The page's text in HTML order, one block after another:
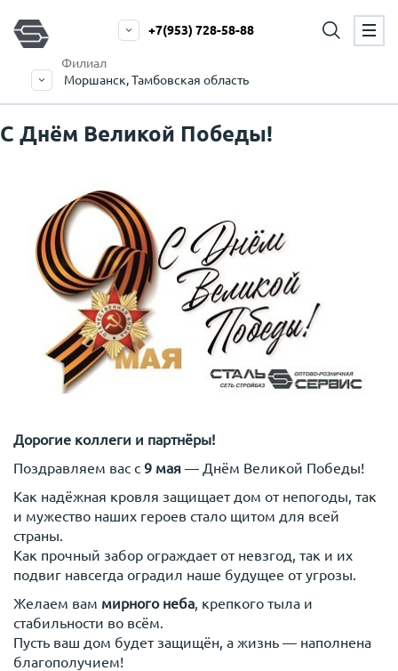
Филиал
Моршанск, Тамбовская область
+7(953) 728-58-88
С Днём Великой Победы!
Дорогие коллеги и партнёры!
Поздравляем вас с 9 мая — Днём Великой Победы!
Как надёжная кровля защищает дом от непогоды, так
и мужество наших героев стало щитом для всей
страны.
Как прочный забор ограждает от невзгод, так и их
подвиг навсегда оградил наше будущее от угрозы.
Желаем вам мирного неба, крепкого тыла и
стабильности во всём.
Пусть ваш дом будет защищён, а жизнь — наполнена
благополучием!